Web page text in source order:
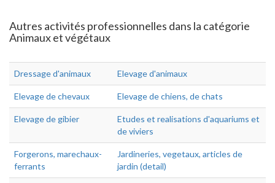
Autres activités professionnelles dans la catégorie
Animaux et végétaux
Dressage d'animaux Elevage d'animaux
Elevage de chevaux Elevage de chiens, de chats
Elevage de gibier
Etudes et realisations d'aquariums et
de viviers
Forgerons, marechaux-
ferrants
Jardineries, vegetaux, articles de
jardin (detail)